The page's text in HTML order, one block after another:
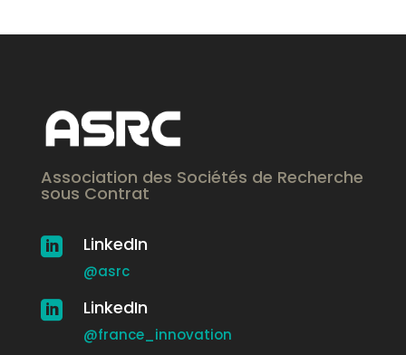
Association des Sociétés de Recherche
sous Contrat
 LinkedIn
@asrc
 LinkedIn
@france_innovation